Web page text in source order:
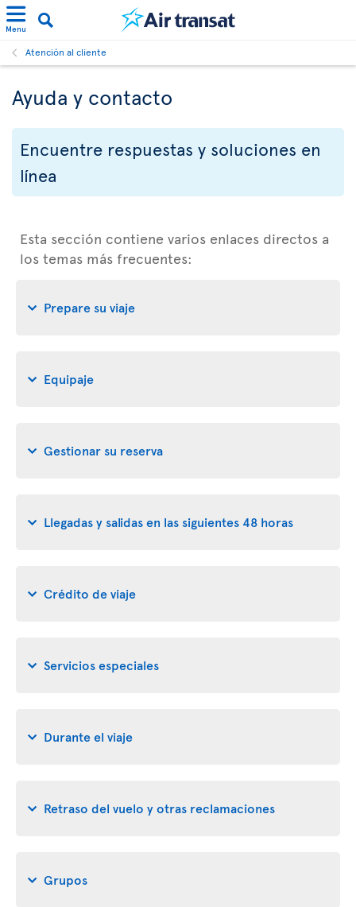
Menu
Atención al cliente
Ayuda y contacto
Encuentre respuestas y soluciones en
línea
Esta sección contiene varios enlaces directos a
los temas más frecuentes:
Prepare su viaje
Equipaje
Gestionar su reserva
Llegadas y salidas en las siguientes 48 horas
Crédito de viaje
Servicios especiales
Durante el viaje
Retraso del vuelo y otras reclamaciones
Grupos